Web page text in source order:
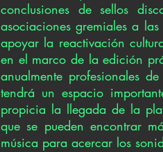
conclusiones de sellos
asociaciones gremiales a
apoyar la reactivación
en el marco de la edición
anualmente profesionales
tendrá un espacio
propicia la llegada de la
que se pueden encontrar
música para acercar los